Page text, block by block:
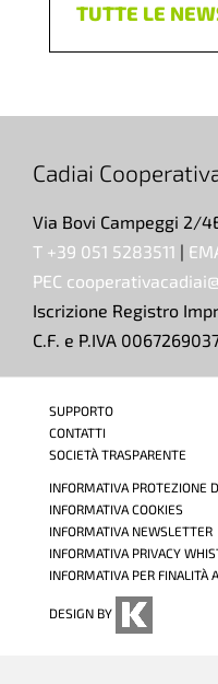
TUTTE LE
Cadiai
Via Bovi Campeggi 2/
T +39 051 5283511 |
PEC
Iscrizione Registro
C.F. e P.IVA
SUPPORTO
CONTATTI
SOCIETÀ TRASPARENTE
INFORMATIVA PROTEZIONE
INFORMATIVA COOKIES
INFORMATIVA NEWSLETTER
INFORMATIVA PRIVACY
INFORMATIVA PER FINALITÀ
DESIGN BY